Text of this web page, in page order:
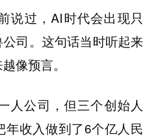
说过，AI时代会出现只
司。这句话当时听起来
像预言。
人公司，但三个创始人
年收入做到了6个亿人民